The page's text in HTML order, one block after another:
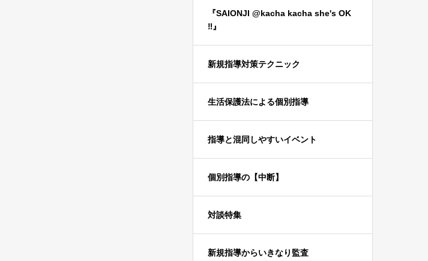
『SAIONJI @kacha kacha she's OK
‼️』
新規指導対策テクニック
生活保護法による個別指導
指導と混同しやすいイベント
個別指導の【中断】
対談特集
新規指導からいきなり監査